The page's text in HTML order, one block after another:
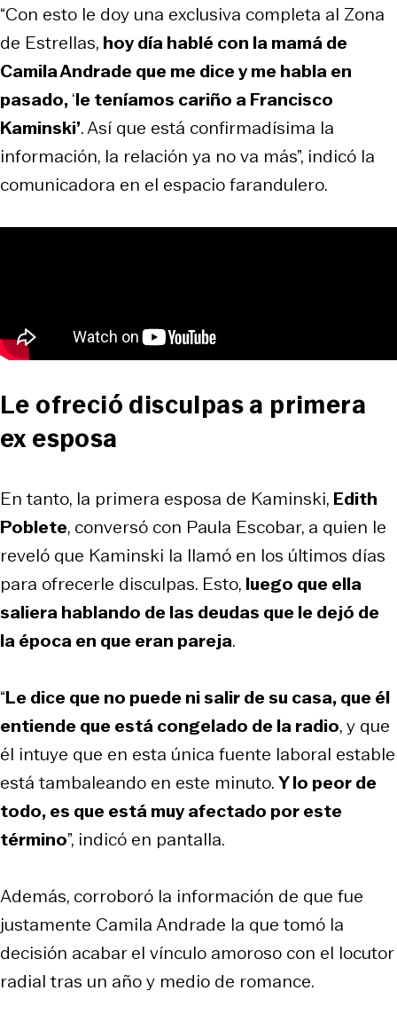
“Con esto le doy una exclusiva completa al Zona
de Estrellas, hoy día hablé con la mamá de
Camila Andrade que me dice y me habla en
pasado,‘le teníamos cariño a Francisco
Kaminski’. Así que está confirmadísima la
información, la relación ya no va más”, indicó la
comunicadora en el espacio farandulero.
Le ofreció disculpas a primera
ex esposa
En tanto, la primera esposa de Kaminski, Edith
Poblete, conversó con Paula Escobar, a quien le
reveló que Kaminski la llamó en los últimos días
para ofrecerle disculpas. Esto, luego que ella
saliera hablando de las deudas que le dejó de
la época en que eran pareja.
“Le dice que no puede ni salir de su casa, que él
entiende que está congelado de la radio, y que
él intuye que en esta única fuente laboral estable
está tambaleando en este minuto.Y lo peor de
todo, es que está muy afectado por este
término”, indicó en pantalla.
Además, corroboró la información de que fue
justamente Camila Andrade la que tomó la
decisión acabar el vínculo amoroso con el locutor
radial tras un año y medio de romance.